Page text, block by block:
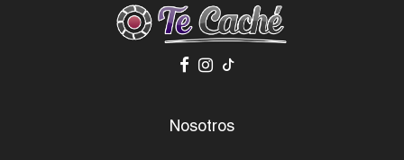
Nosotros